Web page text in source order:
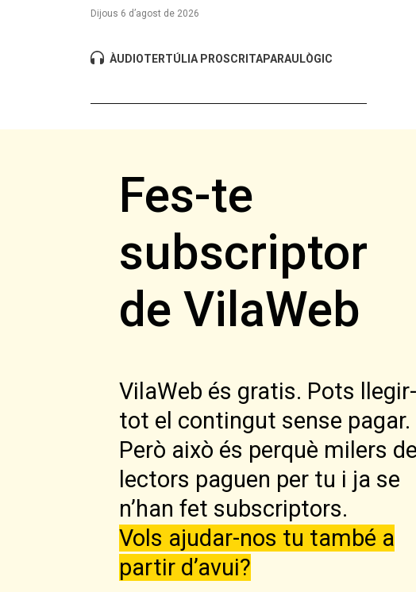
Dijous 6 d’agost de 2026
ÀUDIOTERTÚLIA PROSCRITAPARAULÒGIC
Fes-te
subscriptor
de VilaWeb
VilaWeb és gratis. Pots
tot el contingut sense pagar.
Però això és perquè milers de
lectors paguen per tu i ja se
n’han fet subscriptors.
Vols ajudar-nos tu també a
partir d’avui?